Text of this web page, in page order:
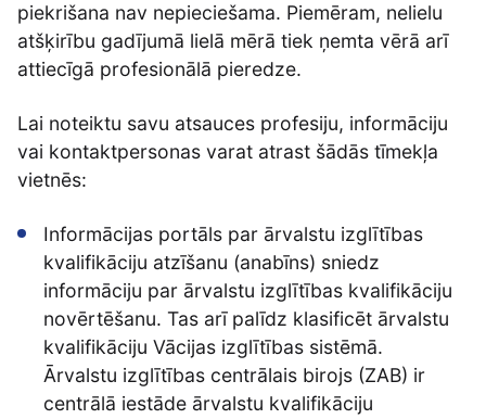
piekrišana nav nepieciešama. Piemēram, nelielu
atšķirību gadījumā lielā mērā tiek ņemta vērā arī
attiecīgā profesionālā pieredze.
Lai noteiktu savu atsauces profesiju, informāciju
vai kontaktpersonas varat atrast šādās tīmekļa
vietnēs:
Informācijas portāls par ārvalstu izglītības
kvalifikāciju atzīšanu (anabīns) sniedz
informāciju par ārvalstu izglītības kvalifikāciju
novērtēšanu. Tas arī palīdz klasificēt ārvalstu
kvalifikāciju Vācijas izglītības sistēmā.
Ārvalstu izglītības centrālais birojs (ZAB) ir
centrālā iestāde ārvalstu kvalifikāciju